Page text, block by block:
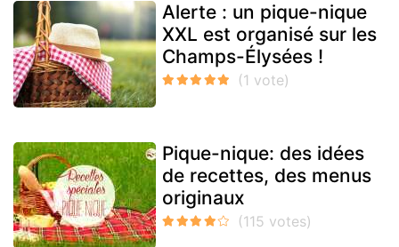
Alerte : un pique-nique
XXL est organisé sur les
Champs-Élysées !
Pique-nique: des idées
de recettes, des menus
originaux